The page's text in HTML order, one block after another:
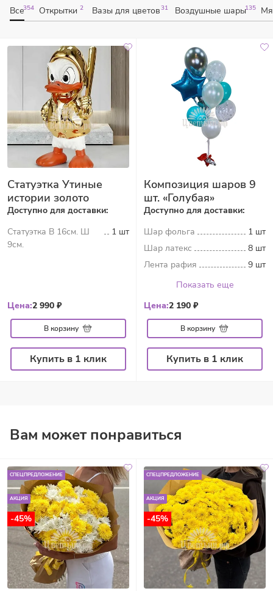
Все354 Открытки 2 Вазы для цветов31 Воздушные шары135
Статуэтка Утиные
истории золото
Доступно для доставки:
Статуэтка В 16см. Ш
9см.
1 шт
Цена:2 990 ₽
В корзину
Купить в 1 клик
Композиция шаров 9
шт. «Голубая»
Доступно для доставки:
Шар фольга
1 шт
Шар латекс
8 шт
Лента рафия
9 шт
Показать еще
Цена:2 190 ₽
В корзину
Купить в 1 клик
Вам может понравиться
-45%
СПЕЦПРЕДЛОЖЕНИЕ
АКЦИЯ
-45%
СПЕЦПРЕДЛОЖЕНИЕ
АКЦИЯ